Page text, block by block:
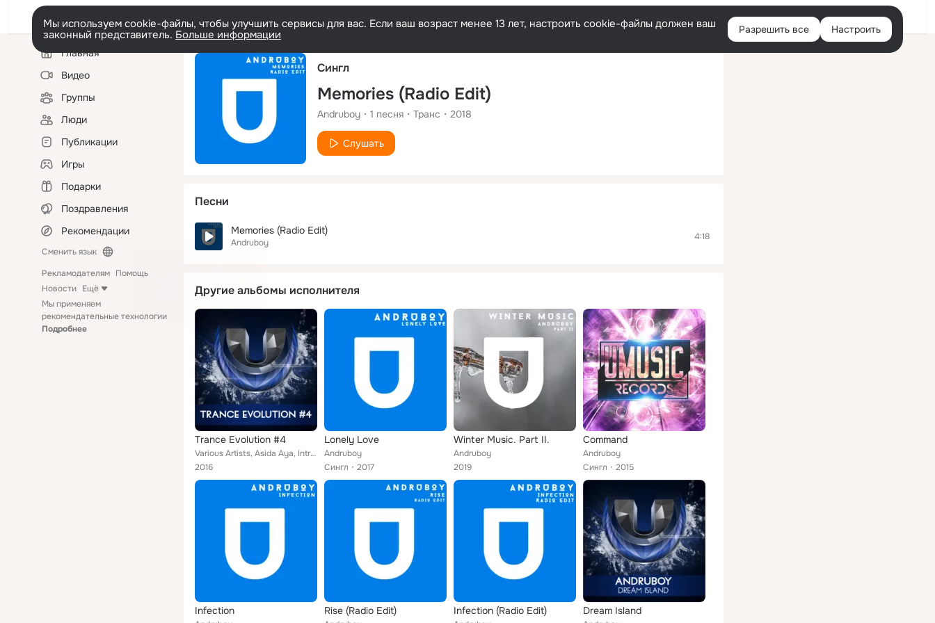
Русский Войти
Мы используем cookie-файлы, чтобы улучшить сервисы для вас. Если ваш возраст менее 13 лет, настроить cookie-файлы должен ваш
законный представитель. Больше информации Разрешить все Настроить
Левая
колонкаГлавная
Видео
Группы
Люди
Публикации
Игры
Подарки
Поздравления
Рекомендации
Сменить язык
Рекламодателям Помощь
Новости Ещё
Мы применяем
рекомендательные технологии
Подробнее
Сингл
Memories (Radio Edit)
Andruboy 1 песня Транс 2018
Слушать
Песни
Memories (Radio Edit)
Andruboy
4:18
Другие альбомы исполнителя
Trance Evolution #4
Various Artists, Asida Aya, Introtrance, Dream Travel, Victor Tayne, Andruboy, Luis de Poda, Loucura, May Wen Ritchie, Anthem201...
2016
Lonely Love
Andruboy
Сингл
2017
Winter Music. Part II.
Andruboy
2019
Command
Andruboy
Сингл
2015
Infection Rise (Radio Edit) Infection (Radio Edit) Dream Island